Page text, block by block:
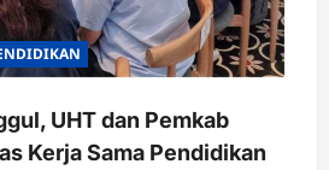
UHT dan Pemkab
Kerja Sama Pendidikan